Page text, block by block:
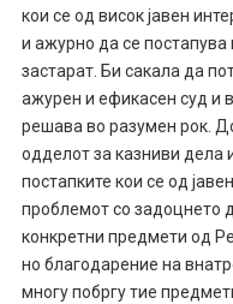
кои се од висок јавен
и ажурно да се
застарат. Би сакала да
ажурен и ефикасен суд и
решава во разумен рок.
одделот за казниви дела
постапките кои се од
проблемот со задоцнето
конкретни предмети од
но благодарение на
многу побргу тие